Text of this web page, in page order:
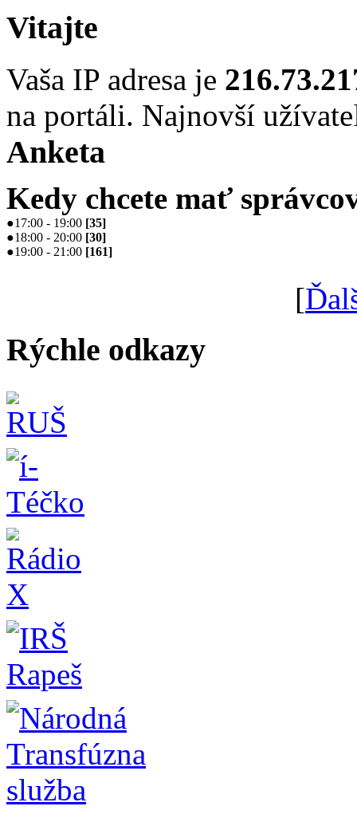
Vitajte
Vaša IP adresa je
na portáli. Najnovší
Anketa
Kedy chcete mať
●17:00 - 19:00 [35]
●18:00 - 20:00 [30]
●19:00 - 21:00 [161]
[
Rýchle odkazy